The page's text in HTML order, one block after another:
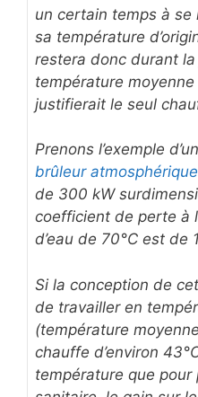
un certain temps à
sa température
restera donc durant
température
justifierait le seul
Prenons l’exemple
brûleur atmosphérique
de 300 kW
coefficient de perte à
d’eau de 70°C est de
Si la conception de
de travailler en
(température
chauffe d’environ
température que pour